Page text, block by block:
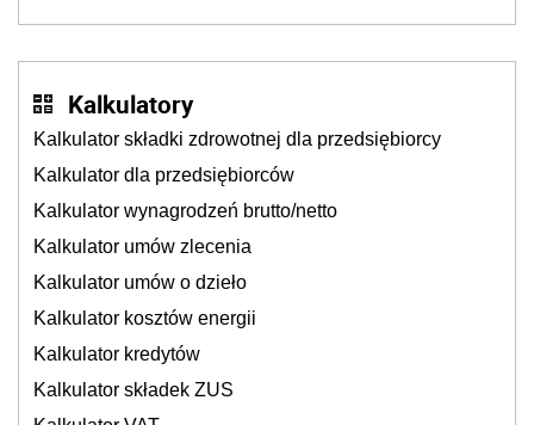
Kalkulatory
Kalkulator składki zdrowotnej dla przedsiębiorcy
Kalkulator dla przedsiębiorców
Kalkulator wynagrodzeń brutto/netto
Kalkulator umów zlecenia
Kalkulator umów o dzieło
Kalkulator kosztów energii
Kalkulator kredytów
Kalkulator składek ZUS